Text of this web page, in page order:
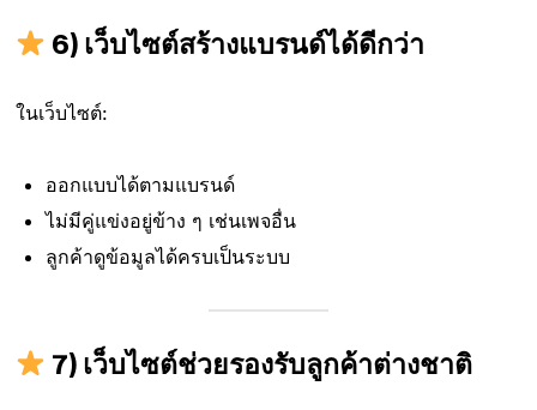
6) เว็บไซต์สร้างแบรนด์ได้ดีกว่า
ในเว็บไซต์:
ออกแบบได้ตามแบรนด์
ไม่มีคู่แข่งอยู่ข้าง ๆ เช่นเพจอื่น
ลูกค้าดูข้อมูลได้ครบเป็นระบบ
7) เว็บไซต์ช่วยรองรับลูกค้าต่างชาติ